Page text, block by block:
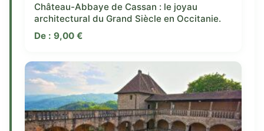
Château-Abbaye de Cassan : le joyau
architectural du Grand Siècle en Occitanie.
De : 9,00 €